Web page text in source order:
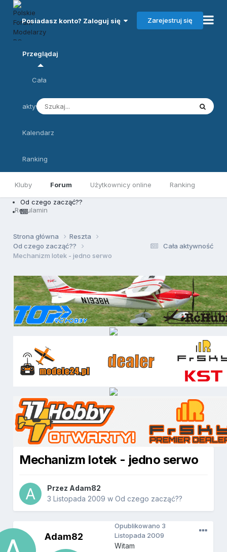
Posiadasz konto? Zaloguj się Zarejestruj się
Przeglądaj
Kluby Forum Użytkownicy online Ranking
Regulamin
Cała
aktywność
Kalendarz
Ranking
Od czego zacząć??
Cała aktywność
Strona główna
Reszta
Od czego zacząć??
Mechanizm lotek - jedno serwo
Mechanizm lotek - jedno serwo
Przez Adam82
3 Listopada 2009 wOd czego zacząć??
Adam82
Opublikowano 3
Listopada 2009
Witam